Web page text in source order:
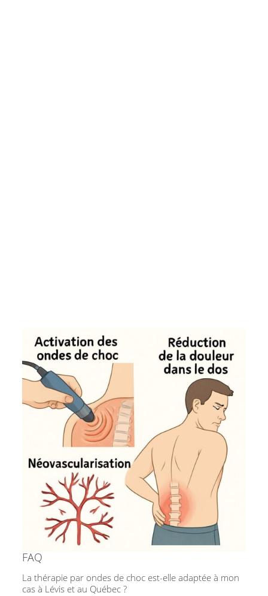
FAQ
La thérapie par ondes de choc est-elle adaptée à mon
cas à Lévis et au Québec ?